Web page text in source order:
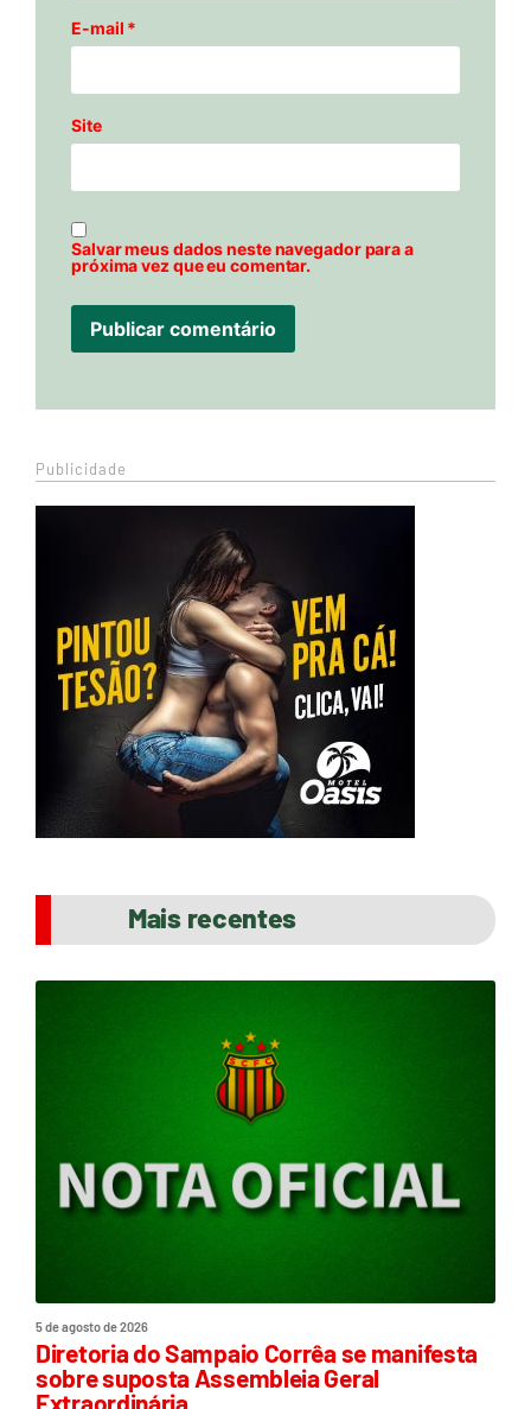
E-mail *
Site
Salvar meus dados neste navegador para a
próxima vez que eu comentar.
Publicidade
Mais recentes
5 de agosto de 2026
Diretoria do Sampaio Corrêa se manifesta
sobre suposta Assembleia Geral
Extraordinária